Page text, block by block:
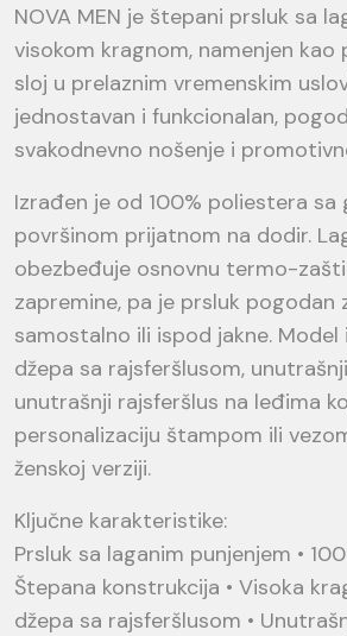
NOVA MEN je štepani prsluk sa
visokom kragnom, namenjen
sloj u prelaznim vremenskim
jednostavan i funkcionalan,
svakodnevno nošenje i
Izrađen je od 100% poliestera sa
površinom prijatnom na dodir.
obezbeđuje osnovnu termo-
zapremine, pa je prsluk pogodan
samostalno ili ispod jakne. Model
džepa sa rajsferšlusom,
unutrašnji rajsferšlus na leđima
personalizaciju štampom ili
ženskoj verziji.
Ključne karakteristike:
Prsluk sa laganim punjenjem •
Štepana konstrukcija • Visoka
džepa sa rajsferšlusom •